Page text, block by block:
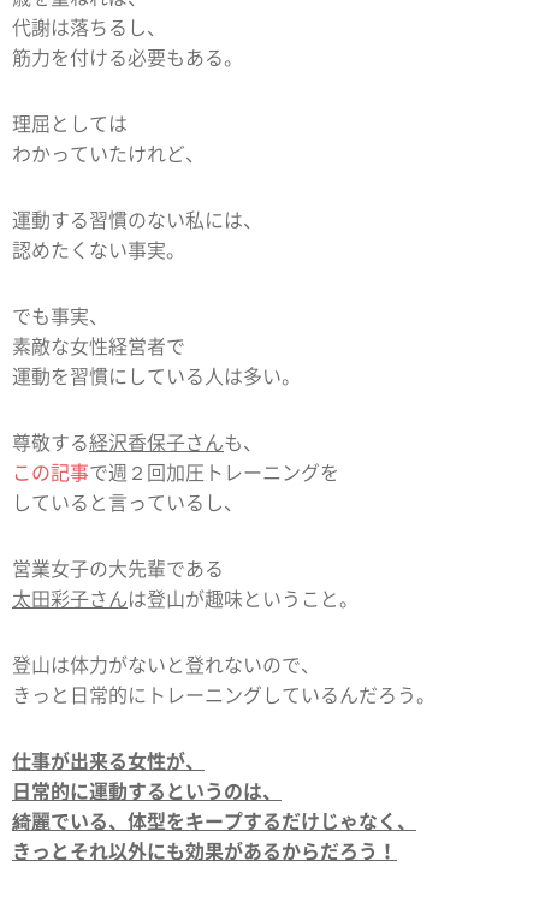
代謝は落ちるし、
筋力を付ける必要もある。
理屈としては
わかっていたけれど、
運動する習慣のない私には、
認めたくない事実。
でも事実、
素敵な女性経営者で
運動を習慣にしている人は多い。
尊敬する経沢香保子さんも、
この記事で週２回加圧トレーニングを
していると言っているし、
営業女子の大先輩である
太田彩子さんは登山が趣味ということ。
登山は体力がないと登れないので、
きっと日常的にトレーニングしているんだろう。
仕事が出来る女性が、
日常的に運動するというのは、
綺麗でいる、体型をキープするだけじゃなく、
きっとそれ以外にも効果があるからだろう！